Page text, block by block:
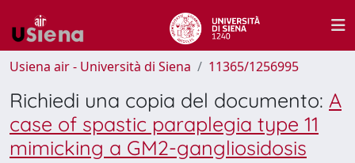
Usiena air - Università di Siena 11365/1256995
Richiedi una copia del documento: A
case of spastic paraplegia type 11
mimicking a GM2-gangliosidosis